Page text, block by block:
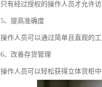
只有经过授权的操作人员才允许
5、提高准确度
操作人员可以通过简单且直观的
6、改善存货管理
操作人员可以轻松获得立体货柜